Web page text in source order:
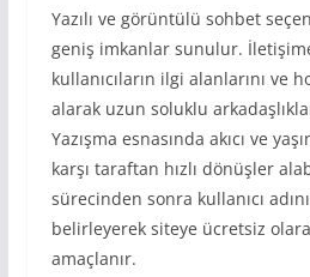
Yazılı ve görüntülü sohbet
geniş imkanlar sunulur.
kullanıcıların ilgi alanlarını ve
alarak uzun soluklu
Yazışma esnasında akıcı ve
karşı taraftan hızlı dönüşler
sürecinden sonra kullanıcı
belirleyerek siteye ücretsiz
amaçlanır.